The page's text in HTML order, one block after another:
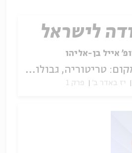
לישראל
אייל בן-אליהו
גבולות וזהות ביהדות העתיקה
יז באדר ב' פרק 1